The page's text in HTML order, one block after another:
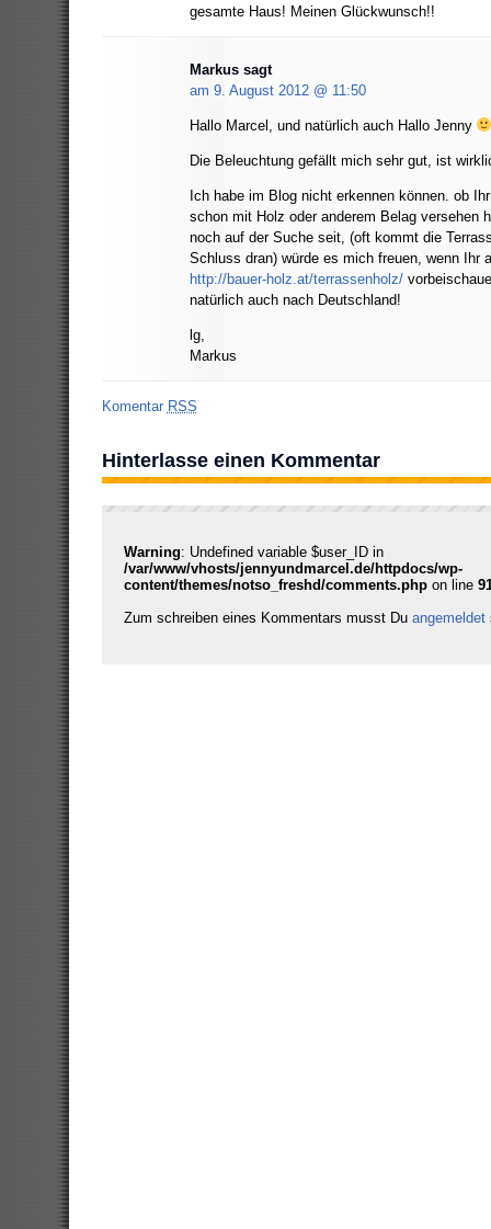
gesamte Haus! Meinen Glückwunsch!!
Markussagt
am 9. August 2012 @ 11:50
Hallo Marcel, und natürlich auch Hallo Jenny
Die Beleuchtung gefällt mich sehr gut, ist
Ich habe im Blog nicht erkennen können. ob
schon mit Holz oder anderem Belag versehen
noch auf der Suche seit, (oft kommt die
Schluss dran) würde es mich freuen, wenn Ihr
http://bauer-holz.at/terrassenholz/
natürlich auch nach Deutschland!
lg,
Markus
Komentar RSS
Hinterlasse einen Kommentar
Warning: Undefined variable $user_ID in
/var/www/vhosts/jennyundmarcel.de/httpdocs/wp-
content/themes/notso_freshd/comments.phpon line
Zum schreiben eines Kommentars musst Du angemeldet